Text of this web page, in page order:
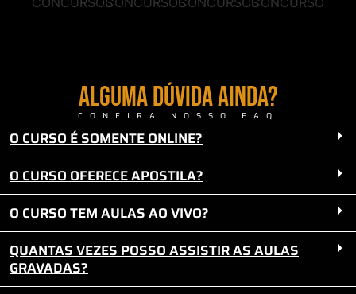
ALGUMA DÚVIDA AINDA?
CONFIRA NOSSO FAQ
O CURSO É SOMENTE ONLINE?
O CURSO OFERECE APOSTILA?
O CURSO TEM AULAS AO VIVO?
QUANTAS VEZES POSSO ASSISTIR AS AULAS
GRAVADAS?